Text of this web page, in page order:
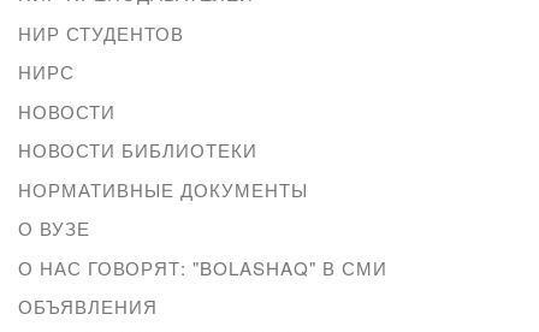
НИР СТУДЕНТОВ
НИРС
НОВОСТИ
НОВОСТИ БИБЛИОТЕКИ
НОРМАТИВНЫЕ ДОКУМЕНТЫ
О ВУЗЕ
О НАС ГОВОРЯТ: "BOLASHAQ" В СМИ
ОБЪЯВЛЕНИЯ